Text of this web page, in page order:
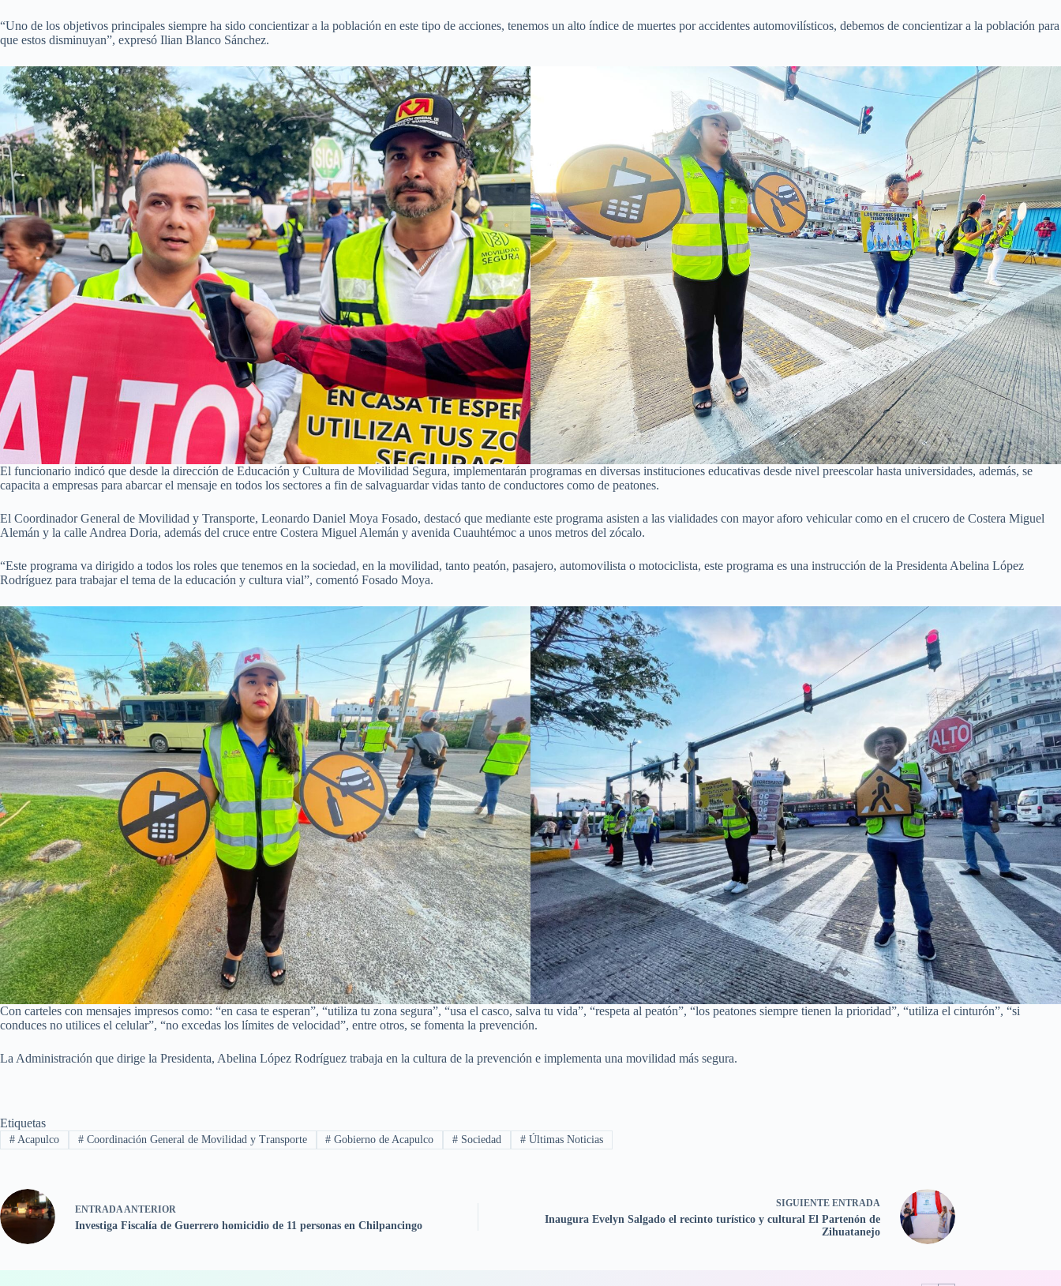
“Uno de los objetivos principales siempre ha sido concientizar a la población en este tipo de acciones, tenemos un alto índice de muertes por accidentes automovilísticos, debemos de concientizar a la población para
que estos disminuyan”, expresó Ilian Blanco Sánchez.
El funcionario indicó que desde la dirección de Educación y Cultura de Movilidad Segura, implementarán programas en diversas instituciones educativas desde nivel preescolar hasta universidades, además, se
capacita a empresas para abarcar el mensaje en todos los sectores a fin de salvaguardar vidas tanto de conductores como de peatones.
El Coordinador General de Movilidad y Transporte, Leonardo Daniel Moya Fosado, destacó que mediante este programa asisten a las vialidades con mayor aforo vehicular como en el crucero de Costera Miguel
Alemán y la calle Andrea Doria, además del cruce entre Costera Miguel Alemán y avenida Cuauhtémoc a unos metros del zócalo.
“Este programa va dirigido a todos los roles que tenemos en la sociedad, en la movilidad, tanto peatón, pasajero, automovilista o motociclista, este programa es una instrucción de la Presidenta Abelina López
Rodríguez para trabajar el tema de la educación y cultura vial”, comentó Fosado Moya.
Con carteles con mensajes impresos como: “en casa te esperan”, “utiliza tu zona segura”, “usa el casco, salva tu vida”, “respeta al peatón”, “los peatones siempre tienen la prioridad”, “utiliza el cinturón”, “si
conduces no utilices el celular”, “no excedas los límites de velocidad”, entre otros, se fomenta la prevención.
La Administración que dirige la Presidenta, Abelina López Rodríguez trabaja en la cultura de la prevención e implementa una movilidad más segura.
Etiquetas
#Acapulco #Coordinación General de Movilidad y Transporte # Gobierno de Acapulco # Sociedad # Últimas Noticias
ENTRADA ANTERIOR
Investiga Fiscalía de Guerrero homicidio de 11 personas en Chilpancingo
SIGUIENTE ENTRADA
Inaugura Evelyn Salgado el recinto turístico y cultural El Partenón de
Zihuatanejo